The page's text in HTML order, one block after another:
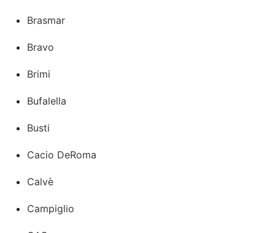
Brasmar
Bravo
Brimi
Bufalella
Busti
Cacio DeRoma
Calvè
Campiglio